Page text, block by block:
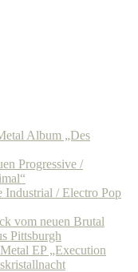
Album „Des
Progressive /
/ Electro Pop
vom neuen Brutal
Pittsburgh
EP „Execution